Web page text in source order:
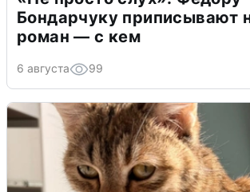
Бондарчуку приписывают
роман — с кем
6 августа 99